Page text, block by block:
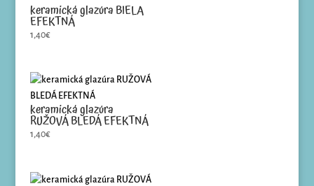
keramická glazúra BIELA
EFEKTNÁ
1,40€
keramická glazúra
RUŽOVÁ BLEDÁ EFEKTNÁ
1,40€